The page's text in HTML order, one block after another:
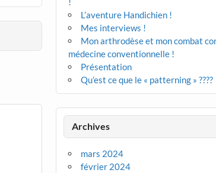
L’aventure Handichien !
Mes interviews !
Mon arthrodèse et mon combat
médecine conventionnelle !
Présentation
Qu’est ce que le « patterning » ????
Archives
mars 2024
février 2024